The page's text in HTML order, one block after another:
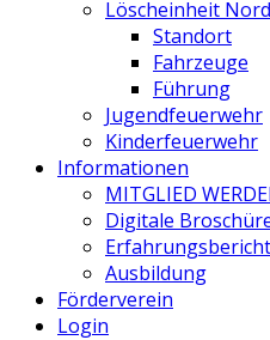
Löscheinheit Nord
Standort
Fahrzeuge
Führung
Jugendfeuerwehr
Kinderfeuerwehr
Informationen
MITGLIED
Digitale
Ausbildung
Förderverein
Login